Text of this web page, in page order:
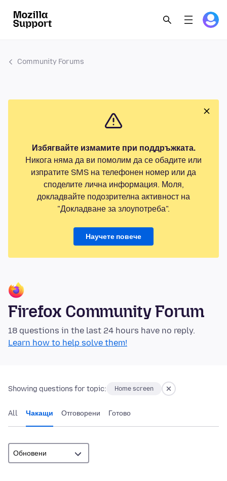
Community Forums
Избягвайте измамите при поддръжката.
Никога няма да ви помолим да се обадите или
изпратите SMS на телефонен номер или да
споделите лична информация. Моля,
докладвайте подозрителна активност на
"Докладване за злоупотреба".
Научете повече
Firefox Community Forum
18 questions in the last 24 hours have no reply.
Learn how to help solve them!
Showing questions for topic: Home screen
All Чакащи Отговорени Готово